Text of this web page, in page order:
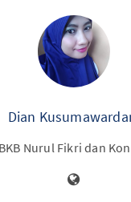
Dian
Nurul Fikri dan